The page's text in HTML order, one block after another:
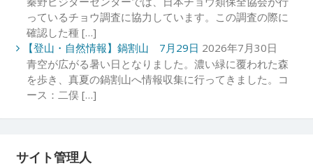
っているチョウ調査に協力しています。この調査の際に
確認した種 […]
【登山・自然情報】鍋割山 7月29日 2026年7月30日
青空が広がる暑い日となりました。濃い緑に覆われた森
を歩き、真夏の鍋割山へ情報収集に行ってきました。コ
ース：二俣 […]
サイト管理人